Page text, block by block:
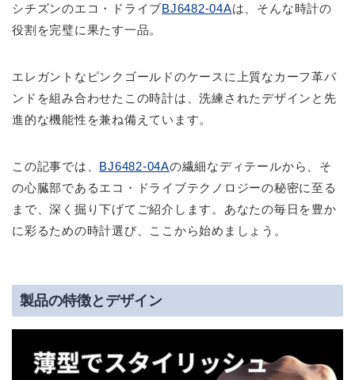
シチズンのエコ・ドライブBJ6482-04Aは、そんな時計の
役割を完璧に果たす一品。
エレガントなピンクゴールドのケースに上質なカーフ革バ
ンドを組み合わせたこの時計は、洗練されたデザインと先
進的な機能性を兼ね備えています。
この記事では、 BJ6482-04Aの繊細なディテールから、そ
の心臓部であるエコ・ドライブテクノロジーの秘密に至る
まで、深く掘り下げてご紹介します。あなたの毎日を豊か
に彩るための時計選び、ここから始めましょう。
製品の特徴とデザイン